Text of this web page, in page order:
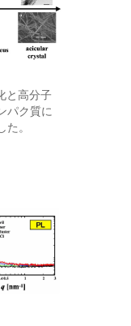
と高分子
パク質に
。